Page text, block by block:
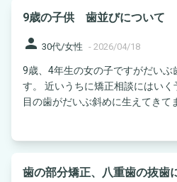
9歳の子供 歯並びについて
person 30代/女性 - 2026/04/18
9歳、4年生の女の子ですがだいぶ
す。 近いうちに矯正相談にはい
目の歯がだいぶ斜めに生えてきてま
歯の部分矯正、八重歯の抜歯